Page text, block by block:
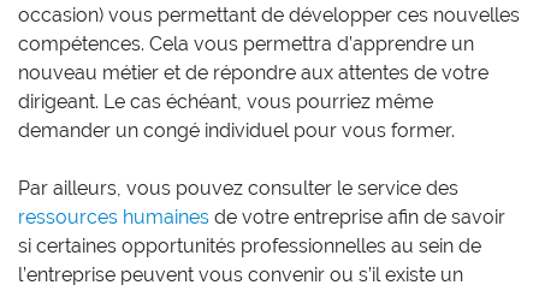
occasion) vous permettant de développer ces nouvelles
compétences. Cela vous permettra d’apprendre un
nouveau métier et de répondre aux attentes de votre
dirigeant. Le cas échéant, vous pourriez même
demander un congé individuel pour vous former.
Par ailleurs, vous pouvez consulter le service des
ressources humaines de votre entreprise afin de savoir
si certaines opportunités professionnelles au sein de
l’entreprise peuvent vous convenir ou s’il existe un